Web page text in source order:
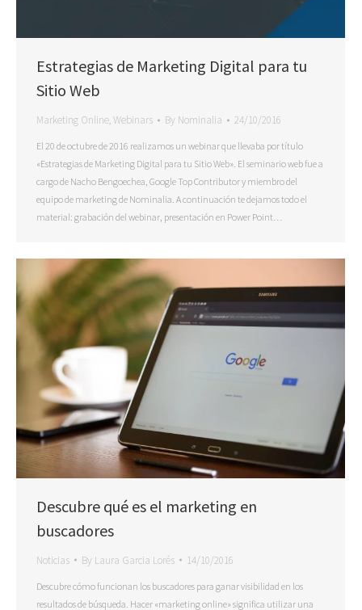
Estrategias de Marketing Digital para tu
Sitio Web
Marketing Online,Webinars By Nominalia 24/10/2016
El 20 de octubre de 2016 realizamos un webinar que llevaba por título
«Estrategias de Marketing Digital para tu Sitio Web». El seminario web fue a
cargo de Nacho Bengoechea, Google Top Contributor y miembro del
equipo de marketing de Nominalia. A continuación te dejamos todo el
material: grabación del webinar, presentación en Power Point…
Descubre qué es el marketing en
buscadores
Noticias By Laura Garcia Lorés 14/10/2016
Descubre cómo funcionan los buscadores para ganar visibilidad en los
resultados de búsqueda. Hacer «marketing online» significa utilizar una